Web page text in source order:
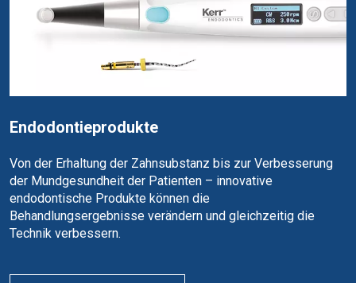
Endodontieprodukte
Von der Erhaltung der Zahnsubstanz bis zur Verbesserung
der Mundgesundheit der Patienten – innovative
endodontische Produkte können die
Behandlungsergebnisse verändern und gleichzeitig die
Technik verbessern.